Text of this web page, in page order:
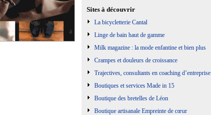
Sites à découvrir
La bicycletterie Cantal
Linge de bain haut de gamme
Milk magazine : la mode enfantine et bien plus
Crampes et douleurs de croissance
Trajectives, consultants en coaching d’entreprise
Boutiques et services Made in 15
Boutique des bretelles de Léon
Boutique artisanale Empreinte de cœur